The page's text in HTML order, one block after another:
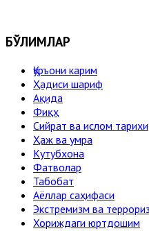
БЎЛИМЛАР
Қуръони карим
Ҳадиси шариф
Ақида
Фиқҳ
Сийрат ва ислом тарихи
Ҳаж ва умра
Кутубхона
Фатволар
Табобат
Аёллар саҳифаси
Экстремизм ва
Хориждаги юртдошим